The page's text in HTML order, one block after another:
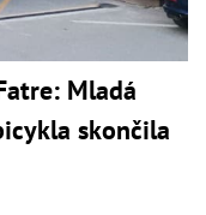
Mladá
skončila